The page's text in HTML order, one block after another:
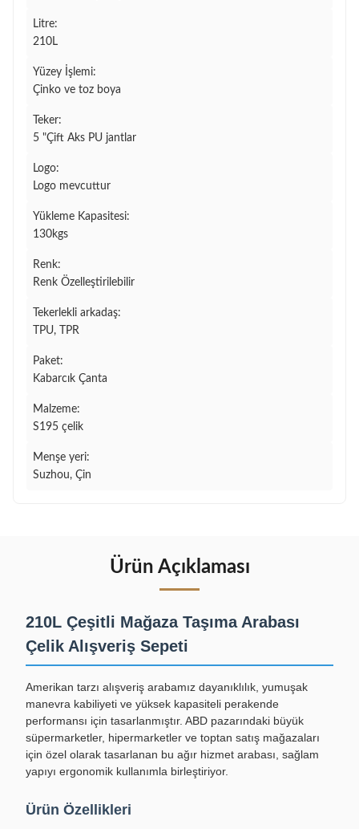
Litre:
210L
Yüzey İşlemi:
Çinko ve toz boya
Teker:
5 "Çift Aks PU jantlar
Logo:
Logo mevcuttur
Yükleme Kapasitesi:
130kgs
Renk:
Renk Özelleştirilebilir
Tekerlekli arkadaş:
TPU, TPR
Paket:
Kabarcık Çanta
Malzeme:
S195 çelik
Menşe yeri:
Suzhou, Çin
Ürün Açıklaması
210L Çeşitli Mağaza Taşıma Arabası
Çelik Alışveriş Sepeti
Amerikan tarzı alışveriş arabamız dayanıklılık, yumuşak
manevra kabiliyeti ve yüksek kapasiteli perakende
performansı için tasarlanmıştır. ABD pazarındaki büyük
süpermarketler, hipermarketler ve toptan satış mağazaları
için özel olarak tasarlanan bu ağır hizmet arabası, sağlam
yapıyı ergonomik kullanımla birleştiriyor.
Ürün Özellikleri